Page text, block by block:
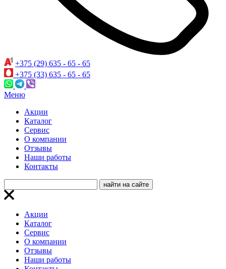
+375 (29) 635 - 65 - 65
+375 (33) 635 - 65 - 65
Меню
Акции
Каталог
Сервис
О компании
Отзывы
Наши работы
Контакты
Акции
Каталог
Сервис
О компании
Отзывы
Наши работы